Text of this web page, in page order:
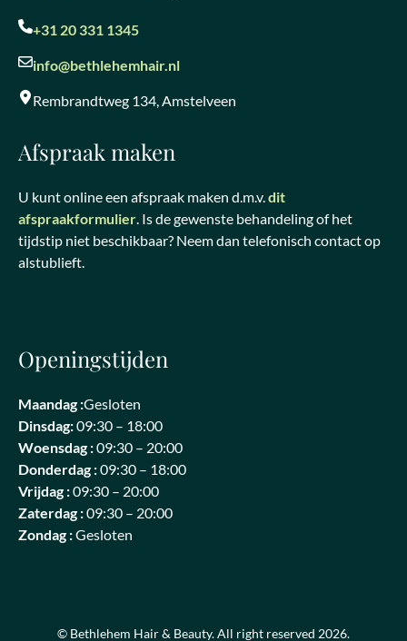
+31 20 331 1345
info@bethlehemhair.nl
Rembrandtweg 134, Amstelveen
Afspraak maken
U kunt online een afspraak maken d.m.v.dit
afspraakformulier. Is de gewenste behandeling of het
tijdstip niet beschikbaar? Neem dan telefonisch contact op
alstublieft.
Openingstijden
Maandag :Gesloten
Dinsdag:09:30 – 18:00
Woensdag :09:30 – 20:00
Donderdag :09:30 – 18:00
Vrijdag :09:30 – 20:00
Zaterdag :09:30 – 20:00
Zondag :Gesloten
© Bethlehem Hair & Beauty. All right reserved 2026.